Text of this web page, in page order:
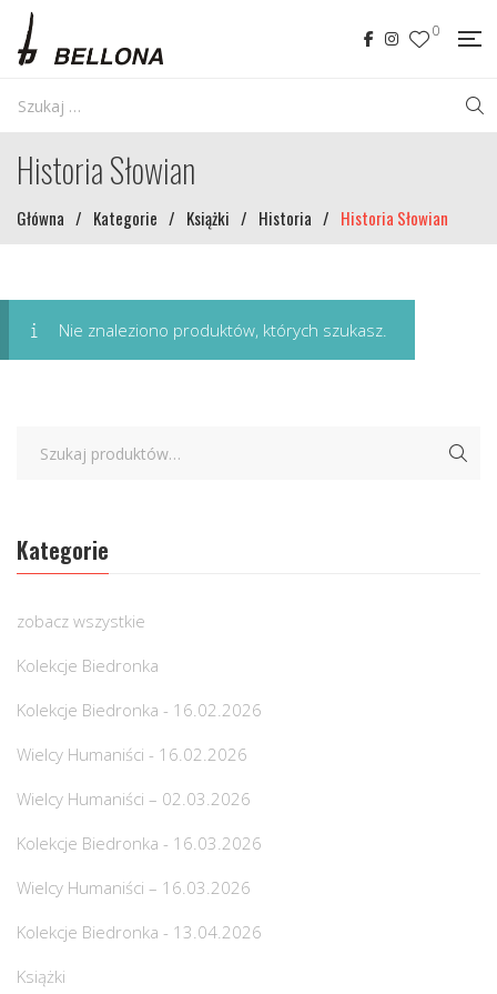
0
Historia Słowian
Główna / Kategorie / Książki / Historia / Historia Słowian
Nie znaleziono produktów, których szukasz.
Kategorie
zobacz wszystkie
Kolekcje Biedronka
Kolekcje Biedronka - 16.02.2026
Wielcy Humaniści - 16.02.2026
Wielcy Humaniści – 02.03.2026
Kolekcje Biedronka - 16.03.2026
Wielcy Humaniści – 16.03.2026
Kolekcje Biedronka - 13.04.2026
Książki